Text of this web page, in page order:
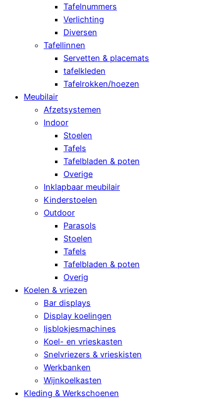
Tafelnummers
Verlichting
Diversen
Tafellinnen
Servetten & placemats
tafelkleden
Tafelrokken/hoezen
Meubilair
Afzetsystemen
Indoor
Stoelen
Tafels
Tafelbladen & poten
Overige
Inklapbaar meubilair
Kinderstoelen
Outdoor
Parasols
Stoelen
Tafels
Tafelbladen & poten
Overig
Koelen & vriezen
Bar displays
Display koelingen
Ijsblokjesmachines
Koel- en vrieskasten
Snelvriezers & vrieskisten
Werkbanken
Wijnkoelkasten
Kleding & Werkschoenen